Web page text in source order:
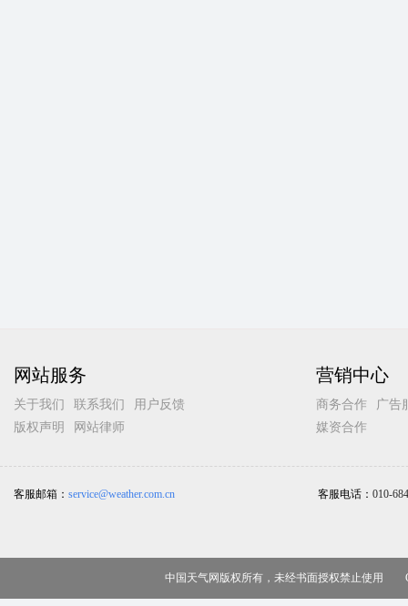
网站服务
关于我们 联系我们
用户反馈
版权声明
网站律师
营销中心
商务合作
广告
媒资合作
客服邮箱： service@weather.com.cn 客服电话： 010-
中国天气网版权所有，未经书面授权禁止使用